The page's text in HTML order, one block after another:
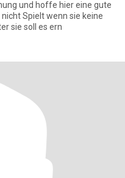
Spielt wenn sie keine
sie weiter sie soll es ern